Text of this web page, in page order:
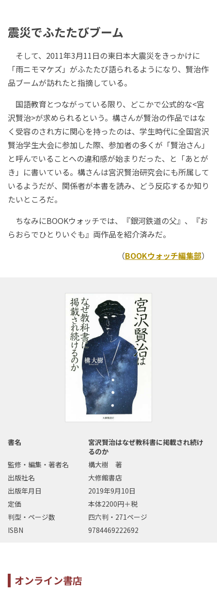
震災でふたたびブーム
そして、2011年3月11日の東日本大震災をきっかけに
「雨ニモマケズ」がふたたび語られるようになり、賢治作
品ブームが訪れたと指摘している。
国語教育とつながっている限り、どこかで公式的な<宮
沢賢治>が求められるという。構さんが賢治の作品ではな
く受容のされ方に関心を持ったのは、学生時代に全国宮沢
賢治学生大会に参加した際、参加者の多くが「賢治さん」
と呼んでいることへの違和感が始まりだった、と「あとが
き」に書いている。構さんは宮沢賢治研究会にも所属して
いるようだが、関係者が本書を読み、どう反応するか知り
たいところだ。
ちなみにBOOKウォッチでは、『銀河鉄道の父』、『お
らおらでひとりいぐも』両作品を紹介済みだ。
（BOOKウォッチ編集部）
書名
宮沢賢治はなぜ教科書に掲載され続け
るのか
監修・編集・著者名
構大樹 著
出版社名
大修館書店
出版年月日
2019年9月10日
定価
本体2200円＋税
判型・ページ数
四六判・271ページ
ISBN
9784469222692
オンライン書店